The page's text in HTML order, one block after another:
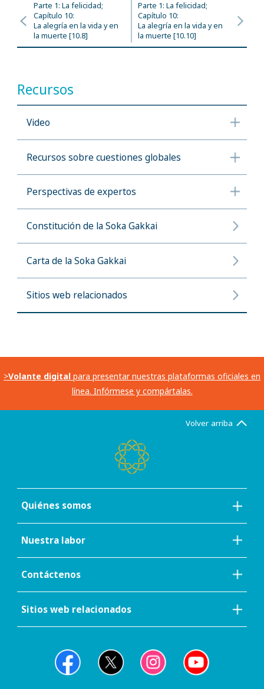
Parte 1: La felicidad;
Capítulo 10:
La alegría en la vida y en
la muerte [10.8]
Parte 1: La felicidad;
Capítulo 10:
La alegría en la vida y en
la muerte [10.10]
Recursos
Video
Recursos sobre cuestiones globales
Perspectivas de expertos
Constitución de la Soka Gakkai
Carta de la Soka Gakkai
Sitios web relacionados
>Volante digital para presentar nuestras plataformas oficiales en
línea. Infórmese y compártalas.
Volver arriba
Quiénes somos
Nuestra labor
Contáctenos
Sitios web relacionados